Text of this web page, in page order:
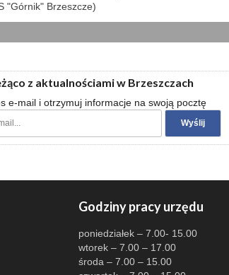
"Górnik" Brzeszcze)
z aktualnościami w Brzeszczach
e-mail i otrzymuj informacje na swoją pocztę
Godziny pracy urzędu
poniedziałek – 7.00- 15.00
wtorek – 7.00 – 17.00
środa – 7.00 – 15.00